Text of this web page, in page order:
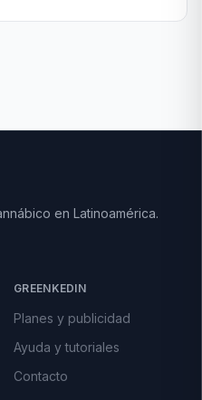
en Latinoamérica.
GREENKEDIN
Planes y publicidad
Ayuda y tutoriales
Contacto